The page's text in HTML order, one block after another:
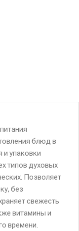
блюд в
и упаковки
типов духовых
Позволяет
без
свежесть
витамины и
времени.